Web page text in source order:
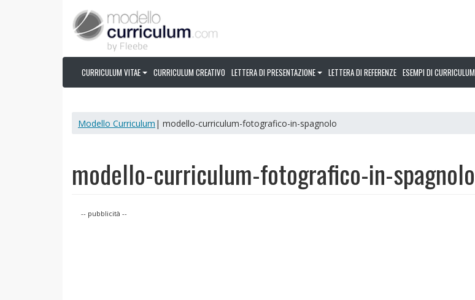
CURRICULUM VITAE CURRICULUM CREATIVO LETTERA DI PRESENTAZIONE LETTERA DI REFERENZE ESEMPI DI CURRICULUM
Modello Curriculum | modello-curriculum-fotografico-in-spagnolo
modello-curriculum-fotografico-in-spagnolo
-- pubblicità --